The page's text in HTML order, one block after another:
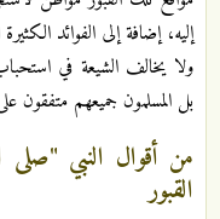
إليه، إضافة إلى الفوائد
ولا يخالف الشيعة في
بل المسلمون جميعهم متفقون
من أقوال النبي "صلى
القبور